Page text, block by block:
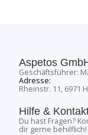
Aspetos
Geschäftsführer:
Adresse:
Rheinstr. 11, 6971
Hilfe &
Du hast Fragen?
dir gerne behilflich!